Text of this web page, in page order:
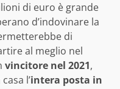
di euro è grande
d’indovinare la
di
al meglio nel
vincitore nel 2021,
l’intera posta in